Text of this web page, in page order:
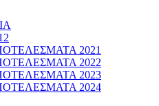
2021
2022
2023
2024